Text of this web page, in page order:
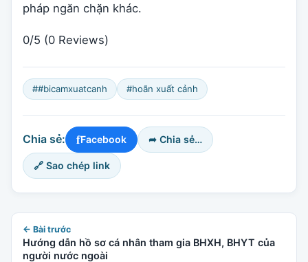
pháp ngăn chặn khác.
0/5 (0 Reviews)
##bicamxuatcanh #hoãn xuất cảnh
Chia sẻ: fFacebook ➦ Chia sẻ…
🔗 Sao chép link
← Bài trước
Hướng dẫn hồ sơ cá nhân tham gia BHXH, BHYT của
người nước ngoài